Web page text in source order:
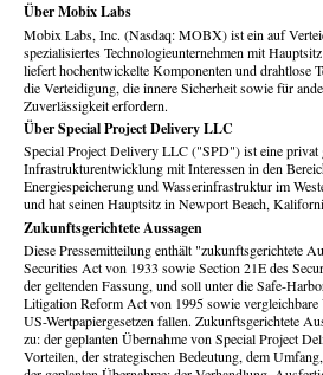
Über Mobix Labs
Mobix Labs, Inc. (Nasdaq: MOBX) ist ein auf
spezialisiertes Technologieunternehmen mit
liefert hochentwickelte Komponenten und drahtlose
die Verteidigung, die innere Sicherheit sowie für
Zuverlässigkeit erfordern.
Über Special Project Delivery LLC
Special Project Delivery LLC ("SPD") ist eine
Infrastrukturentwicklung mit Interessen in den
Energiespeicherung und Wasserinfrastruktur im
und hat seinen Hauptsitz in Newport Beach,
Zukunftsgerichtete Aussagen
Diese Pressemitteilung enthält "zukunftsgerichtete
Securities Act von 1933 sowie Section 21E des
der geltenden Fassung, und soll unter die Safe-
Litigation Reform Act von 1995 sowie
US-Wertpapiergesetzen fallen. Zukunftsgerichtete
zu: der geplanten Übernahme von Special Project
Vorteilen, der strategischen Bedeutung, dem